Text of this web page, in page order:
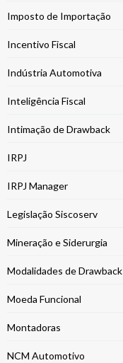
Imposto de Importação
Incentivo Fiscal
Indústria Automotiva
Inteligência Fiscal
Intimação de Drawback
IRPJ
IRPJ Manager
Legislação Siscoserv
Mineração e Siderurgia
Modalidades de Drawback
Moeda Funcional
Montadoras
NCM Automotivo